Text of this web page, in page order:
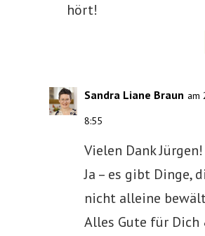
hört!
Sandra Liane Braun am
8:55
Vielen Dank Jürgen!
Ja – es gibt Dinge,
nicht alleine
Alles Gute für Dich